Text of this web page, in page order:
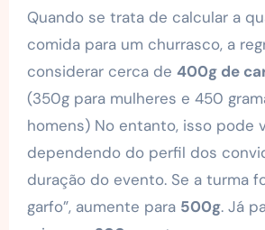
Quando se trata de calcular a
comida para um churrasco, a
considerar cerca de 400g de
(350g para mulheres e 450
homens) No entanto, isso pode
dependendo do perfil dos
duração do evento. Se a turma
garfo”, aumente para 500g. Já